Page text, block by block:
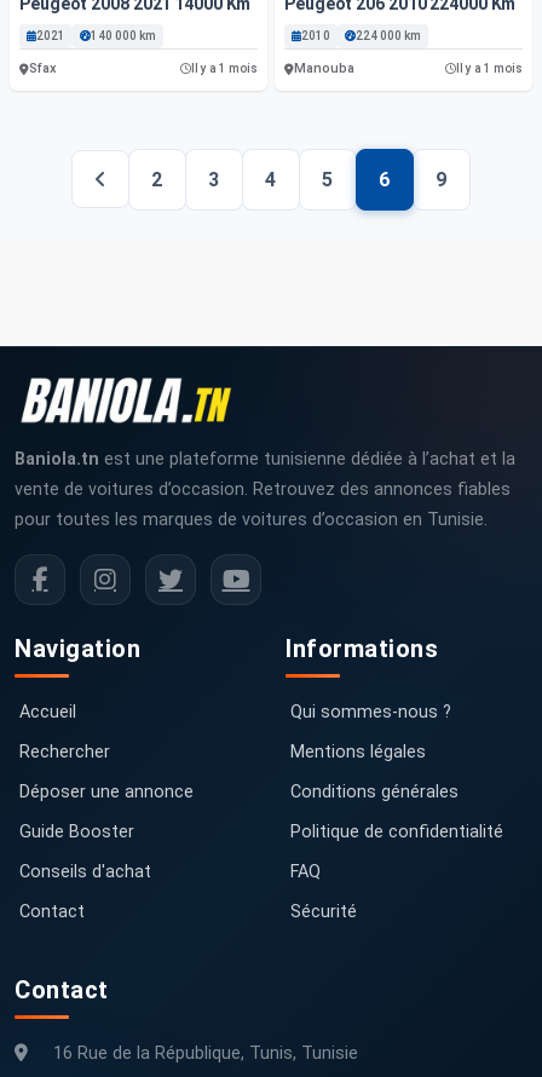
2021 140 000 km
Sfax Il y a 1 mois
2010 224 000 km
Manouba Il y a 1 mois
2 3 4 5 6 9
Baniola.tn est une plateforme tunisienne dédiée à l’achat et la
vente de voitures d’occasion. Retrouvez des annonces fiables
pour toutes les marques de voitures d’occasion en Tunisie.
Navigation
Accueil
Rechercher
Déposer une annonce
Guide Booster
Conseils d'achat
Contact
Informations
Qui sommes-nous ?
Mentions légales
Conditions générales
Politique de confidentialité
FAQ
Sécurité
Contact
16 Rue de la République, Tunis, Tunisie